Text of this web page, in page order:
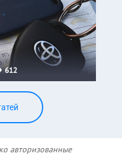
612
авторизованные